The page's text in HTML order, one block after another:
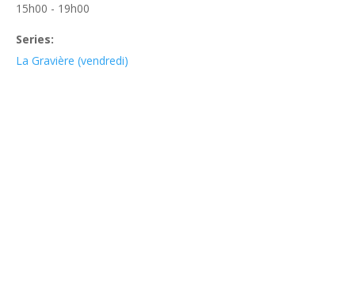
15h00 - 19h00
Series:
La Gravière (vendredi)